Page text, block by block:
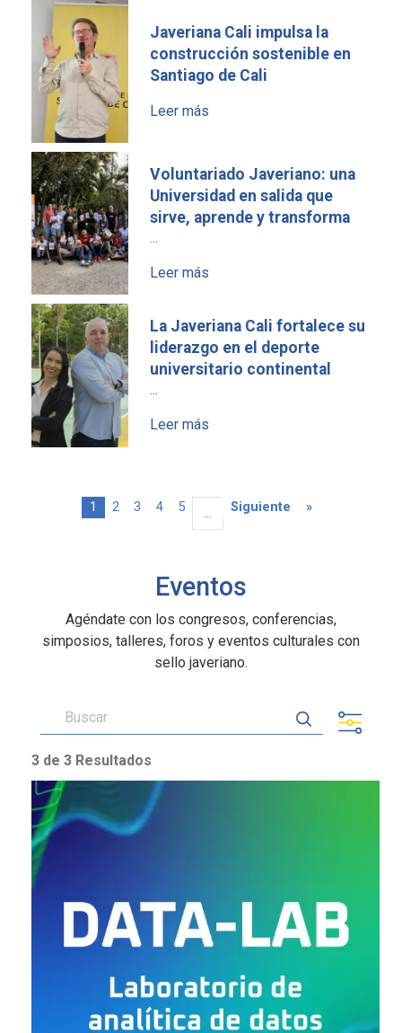
Javeriana Cali impulsa la
construcción sostenible en
Santiago de Cali
Leer más
Voluntariado Javeriano: una
Universidad en salida que
sirve, aprende y transforma
...
Leer más
La Javeriana Cali fortalece su
liderazgo en el deporte
universitario continental
...
Leer más
Página actual
1 Page
2 Page
3 Page
4 Page
5 Siguiente página
Siguiente Última página
»
Eventos
Agéndate con los congresos, conferencias,
simposios, talleres, foros y eventos culturales con
sello javeriano.
3 de 3 Resultados